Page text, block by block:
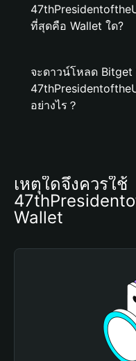
ที่สุดคือ Wallet ใด?
จะดาวน์โหลด Bitget
อย่างไร？
เหตุใดจึงควรใช้
Wallet